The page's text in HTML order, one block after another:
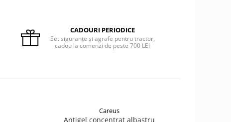
CADOURI PERIODICE
Set siguranțe și agrafe pentru tractor,
cadou la comenzi de peste 700 LEI
Careus
Antigel concentrat albastru